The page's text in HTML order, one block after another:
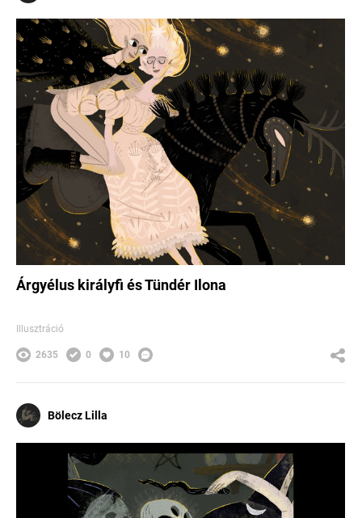
Árgyélus királyfi és Tündér Ilona
Illusztráció
2635 0 10
Bölecz Lilla